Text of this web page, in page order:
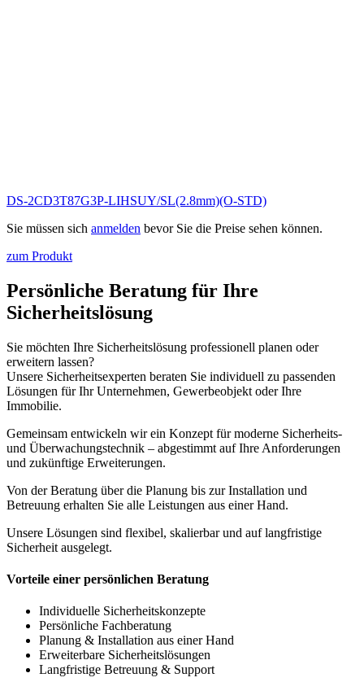
DS-2CD3T87G3P-LIHSUY/SL(2.8mm)(O-STD)
Sie müssen sich anmelden bevor Sie die Preise sehen können.
zum Produkt
Persönliche Beratung für Ihre
Sicherheitslösung
Sie möchten Ihre Sicherheitslösung professionell planen oder
erweitern lassen?
Unsere Sicherheitsexperten beraten Sie individuell zu passenden
Lösungen für Ihr Unternehmen, Gewerbeobjekt oder Ihre
Immobilie.
Gemeinsam entwickeln wir ein Konzept für moderne Sicherheits-
und Überwachungstechnik – abgestimmt auf Ihre Anforderungen
und zukünftige Erweiterungen.
Von der Beratung über die Planung bis zur Installation und
Betreuung erhalten Sie alle Leistungen aus einer Hand.
Unsere Lösungen sind flexibel, skalierbar und auf langfristige
Sicherheit ausgelegt.
Vorteile einer persönlichen Beratung
Individuelle Sicherheitskonzepte
Persönliche Fachberatung
Planung & Installation aus einer Hand
Erweiterbare Sicherheitslösungen
Langfristige Betreuung & Support